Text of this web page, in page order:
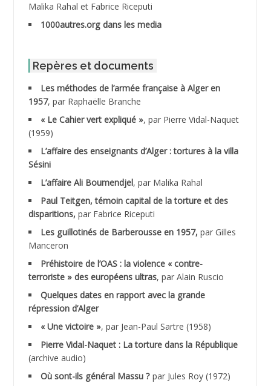
ABDOUDOU
ABID Mohamed
ABNOUN Salah
ACHACHE M.*
ACHLAF Ali
ADALMI
ADANE Ramdane *
ADDAD
ADDALA Boualem*
ADDANE
ADDECHE Rachid
Malika Rahal et Fabrice Riceputi
1000autres.org dans les media
Repères et documents
Les méthodes de l’armée française à Alger en
1957, par Raphaëlle Branche
« Le Cahier vert expliqué », par Pierre Vidal-Naquet
(1959)
L’affaire des enseignants d’Alger : tortures à la villa
Sésini
L’affaire Ali Boumendjel, par Malika Rahal
Paul Teitgen, témoin capital de la torture et des
disparitions, par Fabrice Riceputi
Les guillotinés de Barberousse en 1957, par Gilles
Manceron
Préhistoire de l’OAS : la violence « contre-
terroriste » des européens ultras, par Alain Ruscio
Quelques dates en rapport avec la grande
répression d’Alger
« Une victoire », par Jean-Paul Sartre (1958)
Pierre Vidal-Naquet : La torture dans la République
(archive audio)
Où sont-ils général Massu ? par Jules Roy (1972)